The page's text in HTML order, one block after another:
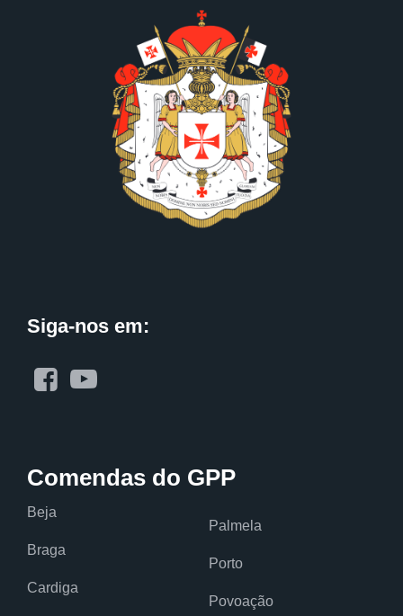
Siga-nos em:
Comendas do GPP
Beja
Braga
Cardiga
Palmela
Porto
Povoação